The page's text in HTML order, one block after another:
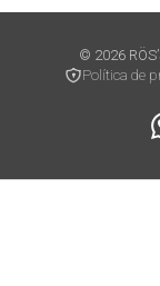
© 2026
Política de